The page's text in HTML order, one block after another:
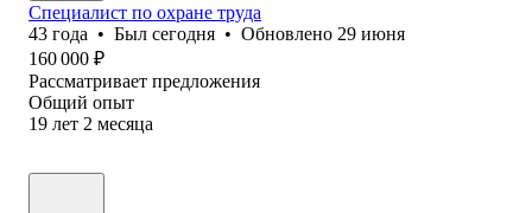
Специалист по охране труда
43 года • Был сегодня • Обновлено 29 июня
160 000 ₽
Рассматривает предложения
Общий опыт
19 лет 2 месяца